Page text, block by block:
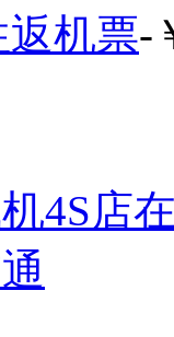
机票-
4S店